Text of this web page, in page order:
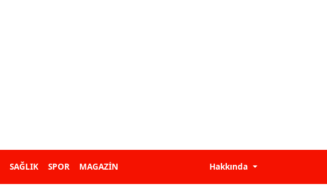
SAĞLIK SPOR MAGAZİN Hakkında